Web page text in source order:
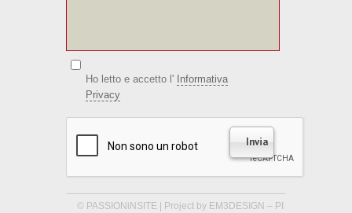
Ho letto e accetto l' Informativa
Privacy
© PASSIONiNSITE | Project by EM3DESIGN – PI